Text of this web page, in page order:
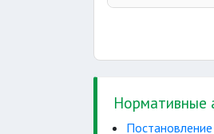
Нормативные